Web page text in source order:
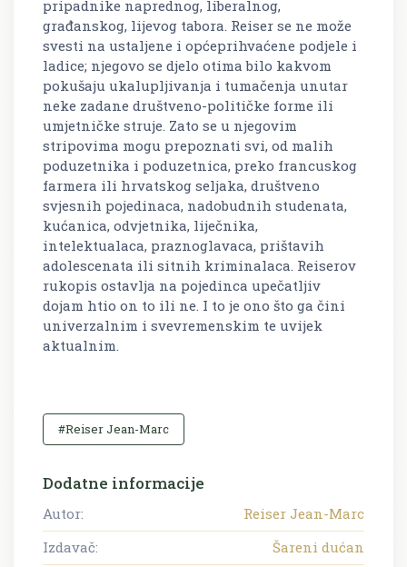
pripadnike naprednog, liberalnog,
građanskog, lijevog tabora. Reiser se ne može
svesti na ustaljene i općeprihvaćene podjele i
ladice; njegovo se djelo otima bilo kakvom
pokušaju ukalupljivanja i tumačenja unutar
neke zadane društveno-političke forme ili
umjetničke struje. Zato se u njegovim
stripovima mogu prepoznati svi, od malih
poduzetnika i poduzetnica, preko francuskog
farmera ili hrvatskog seljaka, društveno
svjesnih pojedinaca, nadobudnih studenata,
kućanica, odvjetnika, liječnika,
intelektualaca, praznoglavaca, prištavih
adolescenata ili sitnih kriminalaca. Reiserov
rukopis ostavlja na pojedinca upečatljiv
dojam htio on to ili ne. I to je ono što ga čini
univerzalnim i svevremenskim te uvijek
aktualnim.
#Reiser Jean-Marc
Dodatne informacije
Autor:
Reiser Jean-Marc
Izdavač:
Šareni dućan